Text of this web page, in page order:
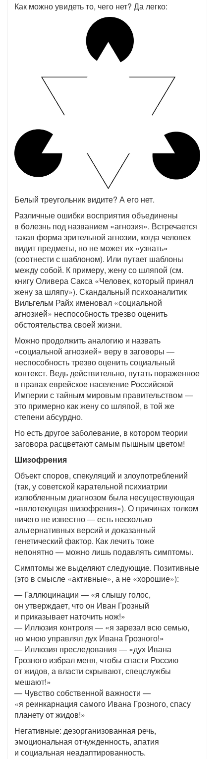
Как можно увидеть то, чего нет? Да легко:
Белый треугольник видите? А его нет.
Различные ошибки восприятия объединены
в болезнь под названием «агнозия». Встречается
такая форма зрительной агнозии, когда человек
видит предметы, но не может их «узнать»
(соотнести с шаблоном). Или путает шаблоны
между собой. К примеру, жену со шляпой (см.
книгу Оливера Сакса «Человек, который принял
жену за шляпу»). Скандальный психоаналитик
Вильгельм Райх именовал «социальной
агнозией» неспособность трезво оценить
обстоятельства своей жизни.
Можно продолжить аналогию и назвать
«социальной агнозией» веру в заговоры —
неспособность трезво оценить социальный
контекст. Ведь действительно, путать пораженное
в правах еврейское население Российской
Империи с тайным мировым правительством —
это примерно как жену со шляпой, в той же
степени абсурдно.
Но есть другое заболевание, в котором теории
заговора расцветают самым пышным цветом!
Шизофрения
Объект споров, спекуляций и злоупотреблений
(так, у советской карательной психиатрии
излюбленным диагнозом была несуществующая
«вялотекущая шизофрения»). О причинах толком
ничего не известно — есть несколько
альтернативных версий и доказанный
генетический фактор. Как лечить тоже
непонятно — можно лишь подавлять симптомы.
Симптомы же выделяют следующие. Позитивные
(это в смысле «активные», а не «хорошие»):
— Галлюцинации — «я слышу голос,
он утверждает, что он Иван Грозный
и приказывает наточить нож!»
— Иллюзия контроля — «я зарезал всю семью,
но мною управлял дух Ивана Грозного!»
— Иллюзия преследования — «дух Ивана
Грозного избрал меня, чтобы спасти Россию
от жидов, а власти скрывают, спецслужбы
мешают!»
— Чувство собственной важности —
«я реинкарнация самого Ивана Грозного, спасу
планету от жидов!»
Негативные: дезорганизованная речь,
эмоциональная отчужденность, апатия
и социальная неадаптированность.